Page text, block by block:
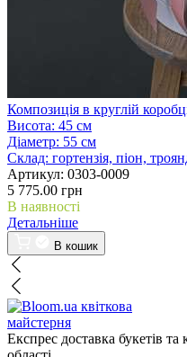
Композиція в круглій
Висота: 45 см
Діаметр: 55 см
Склад: гортензія, піон,
Артикул: 0303-0009
5 775.00 грн
В наявності
Детальніше
В кошик
квіткова
майстерня
Експрес доставка букетів